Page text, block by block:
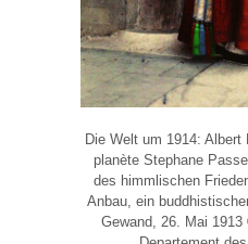
Die Welt um 1914:
planète Stephane
des himmlischen
Anbau, ein
Gewand, 26. Mai